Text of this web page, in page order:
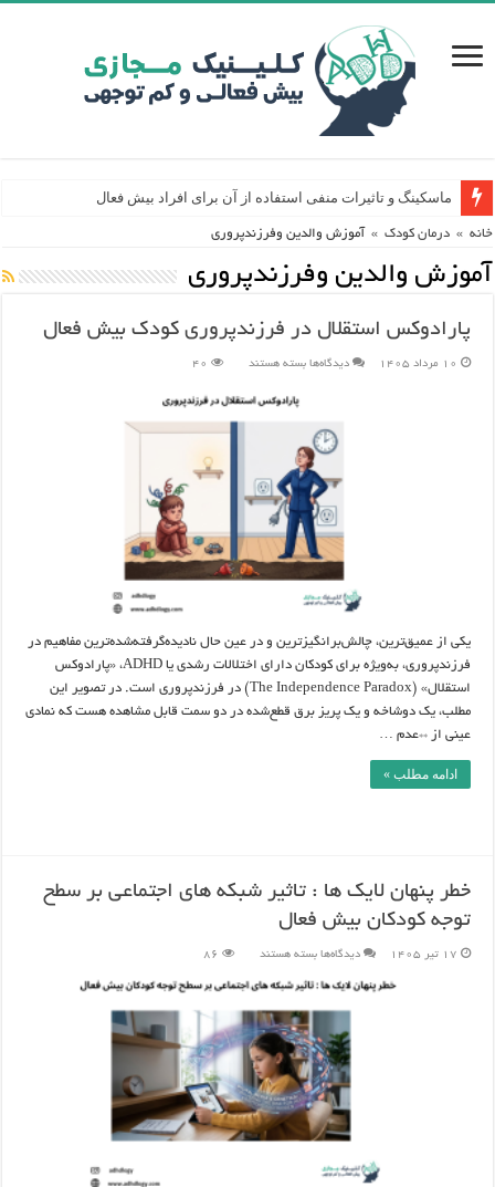
ماسکینگ و تاثیرات منفی استفاده از آن برای افراد بیش فعال
خانه » درمان کودک » آموزش والدین وفرزندپروری
آموزش والدین وفرزندپروری
پارادوکس استقلال در فرزندپروری کودک بیش فعال
10 مرداد 1405 دیدگاه‌ها برای
در
فرزندپروری
فعال
بسته هستند 40
یکی از عمیق‌ترین، چالش‌برانگیزترین و در عین حال نادیده‌گرفته‌شده‌ترین مفاهیم در
فرزندپروری، به‌ویژه برای کودکان دارای اختلالات رشدی یا ADHD، «پارادوکس
استقلال» (The Independence Paradox) در فرزندپروری است. در تصویر این
مطلب، یک دوشاخه و یک پریز برق قطع‌شده در دو سمت قابل مشاهده هست که نمادی
عینی از **عدم …
ادامه مطلب »
خطر پنهان لایک ها : تاثیر شبکه های اجتماعی بر سطح
توجه کودکان بیش فعال
17 تیر 1405 دیدگاه‌ها برای
پنهان
لایک
:
تاثیر
شبکه
های
اجتماعی
بر
سطح
توجه
کودکان
بیش
فعال
بسته هستند 86